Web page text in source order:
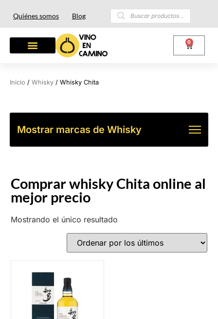
Quiénes somos Blog
0
Inicio / Whisky / Whisky Chita
Mostrar marcas de Whisky
Comprar whisky Chita online al
mejor precio
Mostrando el único resultado